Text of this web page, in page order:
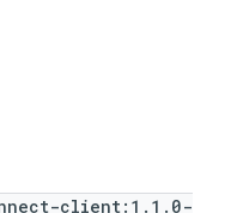
client:1.1.0-